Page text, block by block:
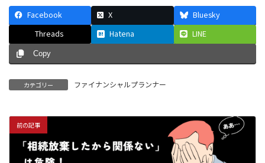
Facebook X
Bluesky
Threads
Hatena LINE
Copy
カテゴリー ファイナンシャルプランナー
前の記事